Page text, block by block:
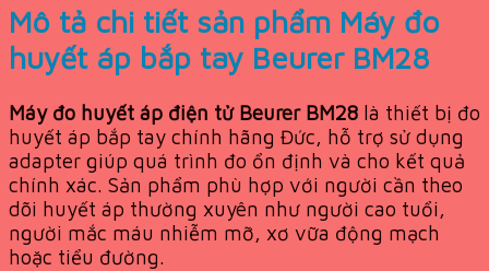
Mô tả chi tiết sản phẩm Máy đo
huyết áp bắp tay Beurer BM28
Máy đo huyết áp điện tử Beurer BM28 là thiết bị đo
huyết áp bắp tay chính hãng Đức, hỗ trợ sử dụng
adapter giúp quá trình đo ổn định và cho kết quả
chính xác. Sản phẩm phù hợp với người cần theo
dõi huyết áp thường xuyên như người cao tuổi,
người mắc máu nhiễm mỡ, xơ vữa động mạch
hoặc tiểu đường.